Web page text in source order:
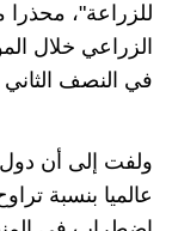
للزراعة"، محذرا
الزراعي خلال
في النصف الثاني من عام 2026
ولفت إلى أن دول